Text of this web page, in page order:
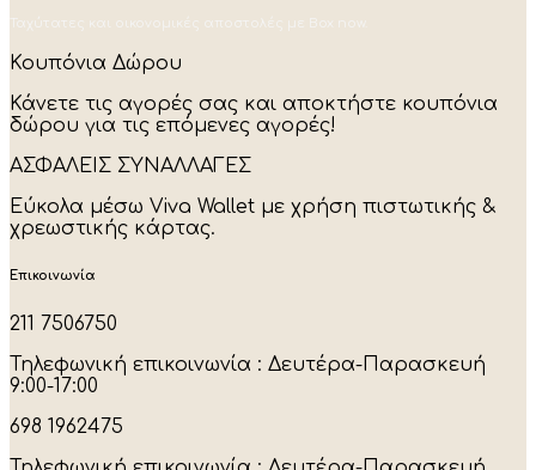
options
chosen
on
the
product
Ταχύτατες και οικονομικές αποστολές με Box now.
Κουπόνια Δώρου
Κάνετε τις αγορές σας και αποκτήστε κουπόνια
δώρου για τις επόμενες αγορές!
ΑΣΦΑΛΕΙΣ ΣΥΝΑΛΛΑΓΕΣ
Εύκολα μέσω Viva Wallet με χρήση πιστωτικής &
χρεωστικής κάρτας.
Επικοινωνία
211 7506750
Τηλεφωνική επικοινωνία : Δευτέρα-Παρασκευή
9:00-17:00
698 1962475